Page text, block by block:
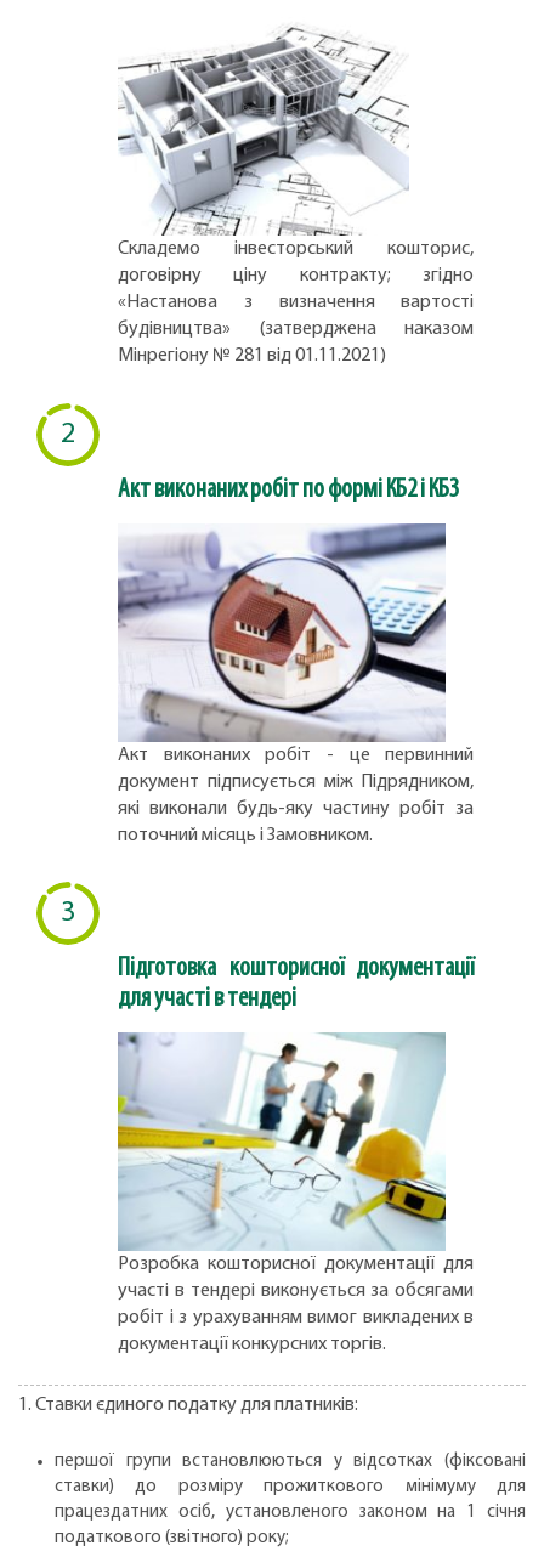
Складемо інвесторський кошторис,
договірну ціну контракту; згідно
«Настанова з визначення вартості
будівництва» (затверджена наказом
Мінрегіону № 281 від 01.11.2021)
2
Акт виконаних робіт по формі КБ2 і КБ3
Акт виконаних робіт - це первинний
документ підписується між Підрядником,
які виконали будь-яку частину робіт за
поточний місяць і Замовником.
3
Підготовка кошторисної документації
для участі в тендері
Розробка кошторисної документації для
участі в тендері виконується за обсягами
робіт і з урахуванням вимог викладених в
документації конкурсних торгів.
1. Ставки єдиного податку для платників:
першої групи встановлюються у відсотках (фіксовані
ставки) до розміру прожиткового мінімуму для
працездатних осіб, установленого законом на 1 січня
податкового (звітного) року;